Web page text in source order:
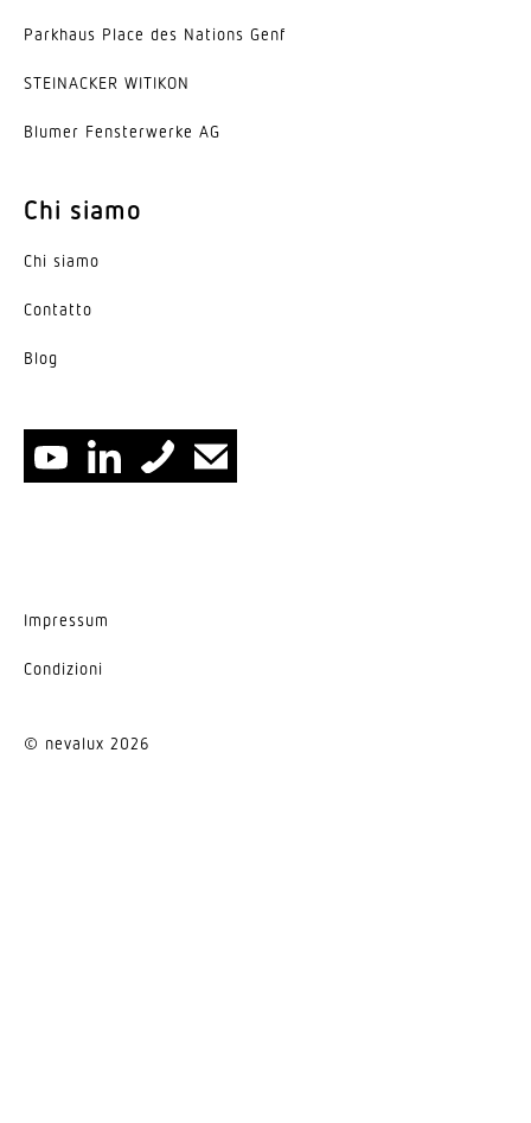
Parkhaus Place des Nations Genf
STEINACKER WITIKON
Blumer Fenster­werke AG
Chi siamo
Chi siamo
Contatto
Blog
Impressum
Condi­zioni
© nevalux 2026